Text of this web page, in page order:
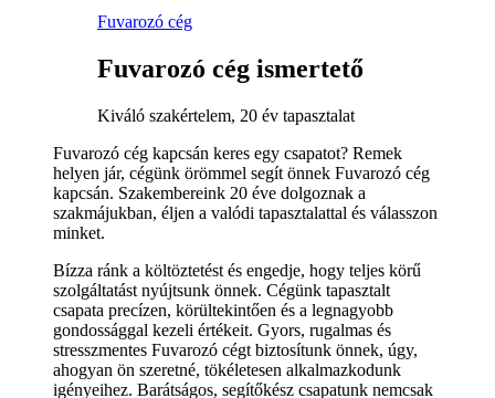
Fuvarozó cég
Fuvarozó cég ismertető
Kiváló szakértelem, 20 év tapasztalat
Fuvarozó cég kapcsán keres egy csapatot? Remek
helyen jár, cégünk örömmel segít önnek Fuvarozó cég
kapcsán. Szakembereink 20 éve dolgoznak a
szakmájukban, éljen a valódi tapasztalattal és válasszon
minket.
Bízza ránk a költöztetést és engedje, hogy teljes körű
szolgáltatást nyújtsunk önnek. Cégünk tapasztalt
csapata precízen, körültekintően és a legnagyobb
gondossággal kezeli értékeit. Gyors, rugalmas és
stresszmentes Fuvarozó cégt biztosítunk önnek, úgy,
ahogyan ön szeretné, tökéletesen alkalmazkodunk
igényeihez. Barátságos, segítőkész csapatunk nemcsak